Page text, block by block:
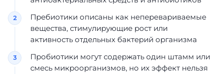
Пребиотики описаны как неперевариваемые
вещества, стимулирующие рост или
активность отдельных бактерий организма
Пробиотики могут содержать один штамм или
смесь микроорганизмов, но их эффект нельзя